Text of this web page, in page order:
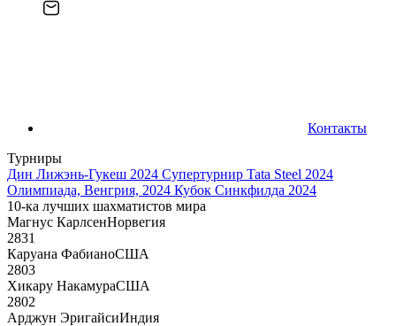
Контакты
Турниры
Дин Лижэнь-Гукеш 2024 Супертурнир Tata Steel 2024
Олимпиада, Венгрия, 2024 Кубок Синкфилда 2024
10-ка лучших шахматистов мира
Магнус КарлсенНорвегия
2831
Каруана ФабианоСША
2803
Хикару НакамураСША
2802
Арджун ЭригайсиИндия